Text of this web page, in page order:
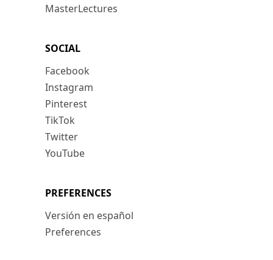
MasterLectures
SOCIAL
Facebook
Instagram
Pinterest
TikTok
Twitter
YouTube
PREFERENCES
Versión en español
Preferences